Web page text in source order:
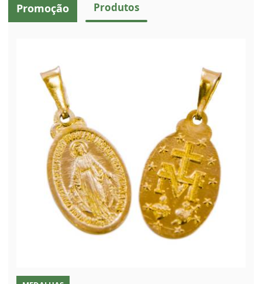
Promoção Produtos